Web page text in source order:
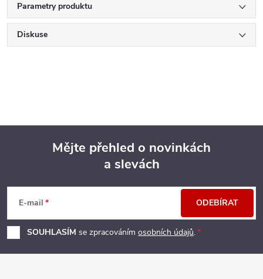
Parametry produktu
Diskuse
p
a
Mějte přehled o novinkách
a slevách
E-mail
SOUHLASÍM se zpracováním osobních údajů.
ODEBÍRAT